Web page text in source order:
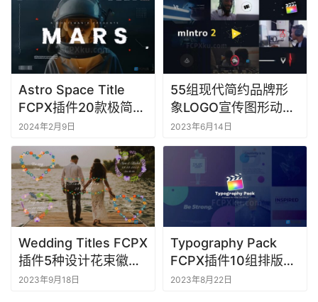
Astro Space Title
FCPX插件20款极简太
空时代创新文字标题动
画
2024年2月9日
55组现代简约品牌形
象LOGO宣传图形动画
FCPX插件mIntro2
2023年6月14日
Wedding Titles FCPX
插件5种设计花束徽章
元素婚礼文字标题动画
2023年9月18日
Typography Pack
FCPX插件10组排版文
字标题动画V1
2023年8月22日